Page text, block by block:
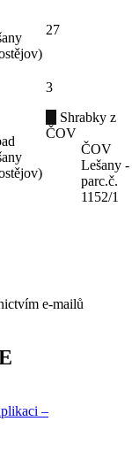
27
3
Shrabky z
ČOV
ČOV
Lešany -
parc.č.
1152/1
e-mailů
–